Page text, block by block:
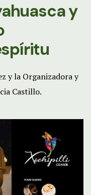
y
y la Organizadora y
Castillo.